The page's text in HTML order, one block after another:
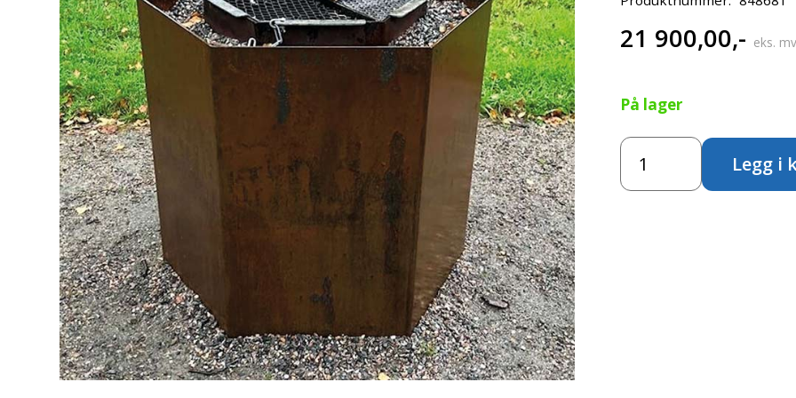
21 900,00,- eks.
På lager
Hexagon
Stor
Grill
Legg i